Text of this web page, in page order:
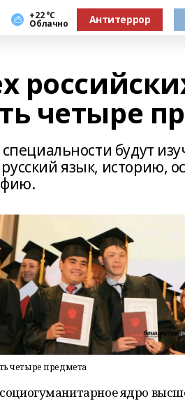
+22 °С
Облачно Антитеррор
четыре
будут
язык, историю,
четыре предмета
ядро